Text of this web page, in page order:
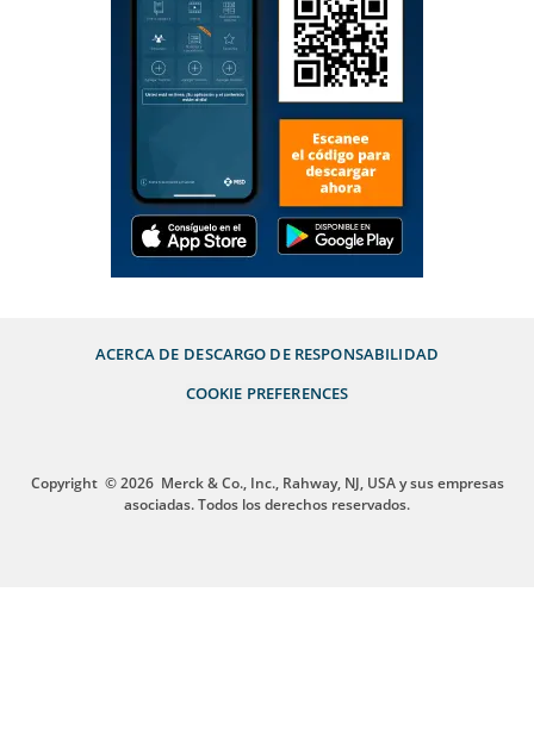
ACERCA DE DESCARGO DE RESPONSABILIDAD
COOKIE PREFERENCES
Copyright © 2026 Merck & Co., Inc., Rahway, NJ, USA y sus empresas
asociadas. Todos los derechos reservados.